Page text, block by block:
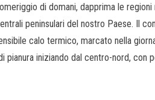
di domani, dapprima le
peninsulari del nostro Paese. Il
calo termico, marcato nella
iniziando dal centro-nord, con